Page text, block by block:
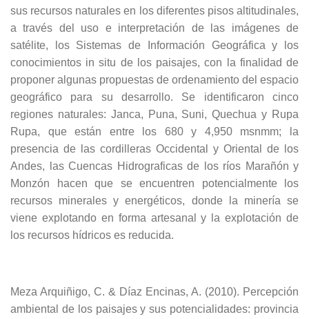
sus recursos naturales en los diferentes pisos altitudinales,
a través del uso e interpretación de las imágenes de
satélite, los Sistemas de Información Geográfica y los
conocimientos in situ de los paisajes, con la finalidad de
proponer algunas propuestas de ordenamiento del espacio
geográfico para su desarrollo. Se identificaron cinco
regiones naturales: Janca, Puna, Suni, Quechua y Rupa
Rupa, que están entre los 680 y 4,950 msnmm; la
presencia de las cordilleras Occidental y Oriental de los
Andes, las Cuencas Hidrograficas de los ríos Marañón y
Monzón hacen que se encuentren potencialmente los
recursos minerales y energéticos, donde la minería se
viene explotando en forma artesanal y la explotación de
los recursos hídricos es reducida.
Meza Arquiñigo, C. & Díaz Encinas, A. (2010). Percepción
ambiental de los paisajes y sus potencialidades: provincia